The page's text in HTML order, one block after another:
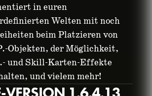
in euren
Welten mit noch
beim Platzieren von
Objekten, der Möglichkeit,
und Skill-Karten-Effekte
und vielem mehr!